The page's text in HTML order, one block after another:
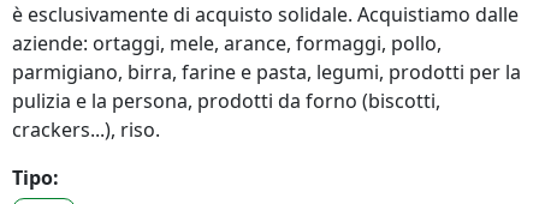
è esclusivamente di acquisto solidale. Acquistiamo dalle
aziende: ortaggi, mele, arance, formaggi, pollo,
parmigiano, birra, farine e pasta, legumi, prodotti per la
pulizia e la persona, prodotti da forno (biscotti,
crackers...), riso.
Tipo: